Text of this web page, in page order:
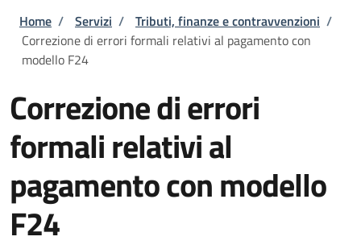
Briciole di pane
Home / Servizi / Tributi, finanze e contravvenzioni /
Correzione di errori formali relativi al pagamento con
modello F24
Correzione di errori
formali relativi al
pagamento con modello
F24